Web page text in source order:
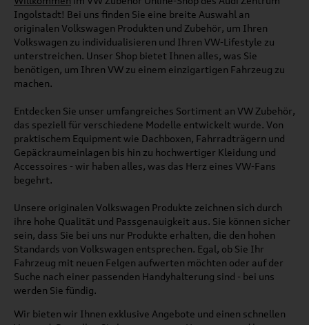
Ingolstadt! Bei uns finden Sie eine breite Auswahl an
originalen Volkswagen Produkten und Zubehör, um Ihren
Volkswagen zu individualisieren und Ihren VW-Lifestyle zu
unterstreichen. Unser Shop bietet Ihnen alles, was Sie
benötigen, um Ihren VW zu einem einzigartigen Fahrzeug zu
machen.
Entdecken Sie unser umfangreiches Sortiment an VW Zubehör,
das speziell für verschiedene Modelle entwickelt wurde. Von
praktischem Equipment wie Dachboxen, Fahrradträgern und
Gepäckraumeinlagen bis hin zu hochwertiger Kleidung und
Accessoires - wir haben alles, was das Herz eines VW-Fans
begehrt.
Unsere originalen Volkswagen Produkte zeichnen sich durch
ihre hohe Qualität und Passgenauigkeit aus. Sie können sicher
sein, dass Sie bei uns nur Produkte erhalten, die den hohen
Standards von Volkswagen entsprechen. Egal, ob Sie Ihr
Fahrzeug mit neuen Felgen aufwerten möchten oder auf der
Suche nach einer passenden Handyhalterung sind - bei uns
werden Sie fündig.
Wir bieten wir Ihnen exklusive Angebote und einen schnellen